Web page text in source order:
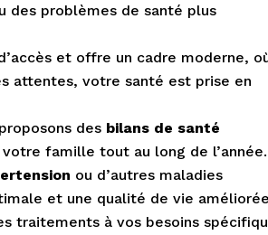
des problèmes de santé plus
et offre un cadre moderne,
attentes, votre santé est prise en
des bilans de santé
famille tout au long de l’année.
ou d’autres maladies
et une qualité de vie
traitements à vos besoins